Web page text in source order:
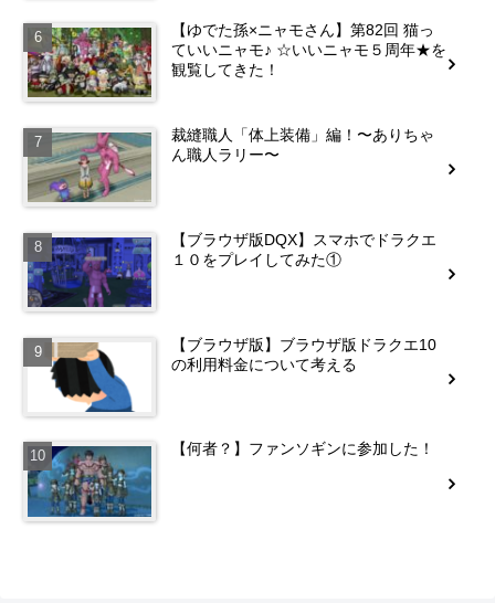
【ゆでた孫×ニャモさん】第82回 猫っ
ていいニャモ♪ ☆いいニャモ５周年★を
観覧してきた！
裁縫職人「体上装備」編！〜ありちゃ
ん職人ラリー〜
【ブラウザ版DQX】スマホでドラクエ
１０をプレイしてみた①
【ブラウザ版】ブラウザ版ドラクエ10
の利用料金について考える
【何者？】ファンソギンに参加した！